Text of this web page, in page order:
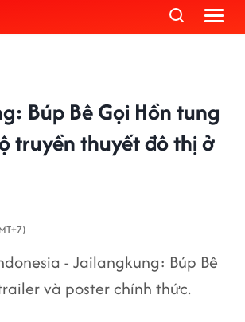
Búp Bê Gọi Hồn tung
truyền thuyết đô thị ở
- Jailangkung: Búp Bê
và poster chính thức.